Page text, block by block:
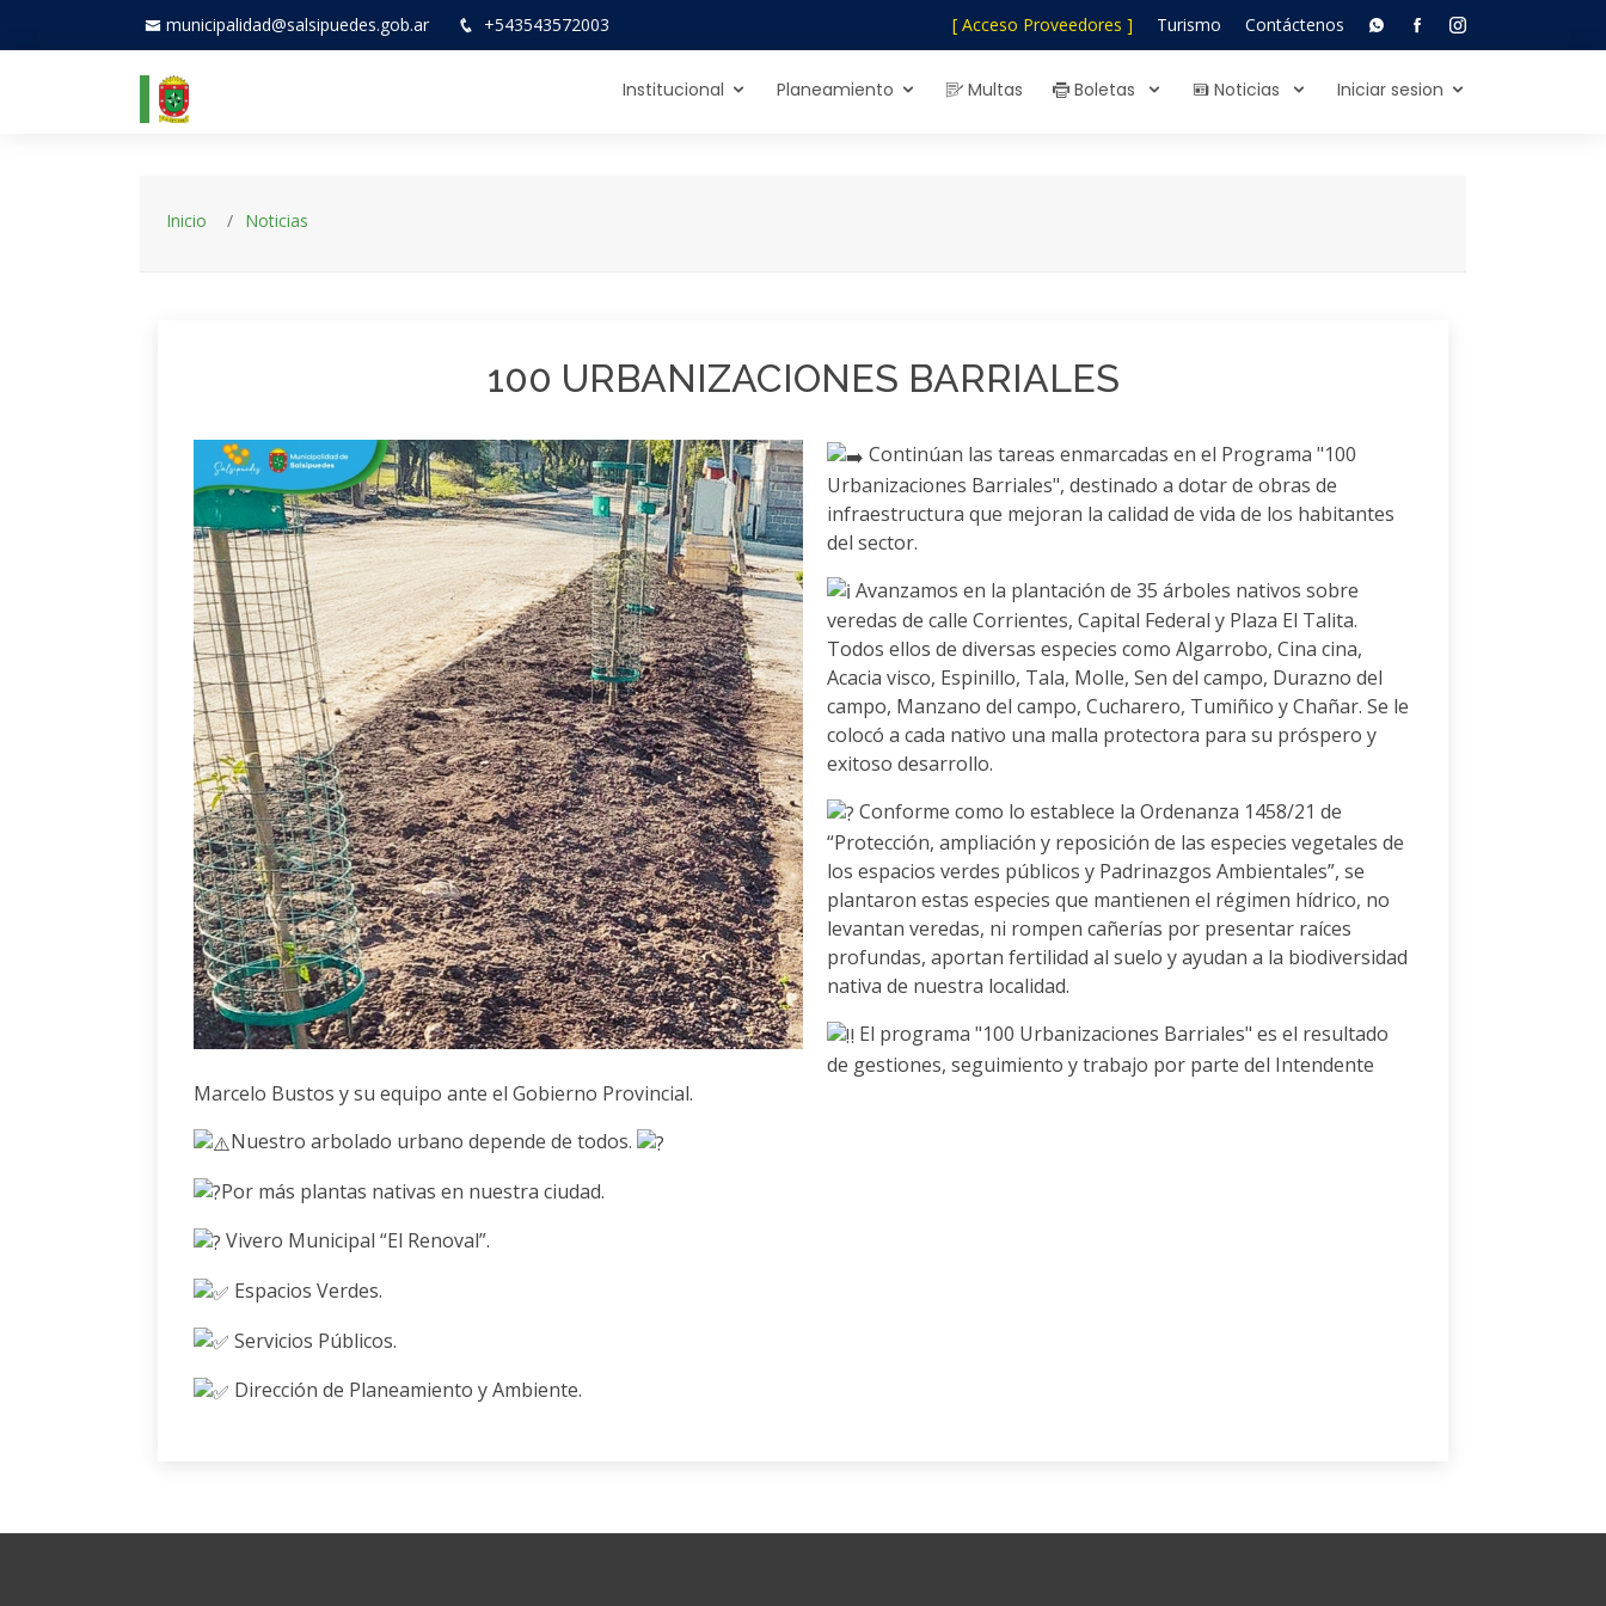
municipalidad@salsipuedes.gob.ar +543543572003 [ Acceso Proveedores ] Turismo Contáctenos
Institucional Planeamiento Multas Boletas Noticias Iniciar sesion
Inicio Noticias
100 URBANIZACIONES BARRIALES
Continúan las tareas enmarcadas en el Programa "100
Urbanizaciones Barriales", destinado a dotar de obras de
infraestructura que mejoran la calidad de vida de los habitantes
del sector.
Avanzamos en la plantación de 35 árboles nativos sobre
veredas de calle Corrientes, Capital Federal y Plaza El Talita.
Todos ellos de diversas especies como Algarrobo, Cina cina,
Acacia visco, Espinillo, Tala, Molle, Sen del campo, Durazno del
campo, Manzano del campo, Cucharero, Tumiñico y Chañar. Se le
colocó a cada nativo una malla protectora para su próspero y
exitoso desarrollo.
Conforme como lo establece la Ordenanza 1458/21 de
“Protección, ampliación y reposición de las especies vegetales de
los espacios verdes públicos y Padrinazgos Ambientales”, se
plantaron estas especies que mantienen el régimen hídrico, no
levantan veredas, ni rompen cañerías por presentar raíces
profundas, aportan fertilidad al suelo y ayudan a la biodiversidad
nativa de nuestra localidad.
El programa "100 Urbanizaciones Barriales" es el resultado
de gestiones, seguimiento y trabajo por parte del Intendente
Marcelo Bustos y su equipo ante el Gobierno Provincial.
Nuestro arbolado urbano depende de todos.
Por más plantas nativas en nuestra ciudad.
Vivero Municipal “El Renoval”.
Espacios Verdes.
Servicios Públicos.
Dirección de Planeamiento y Ambiente.